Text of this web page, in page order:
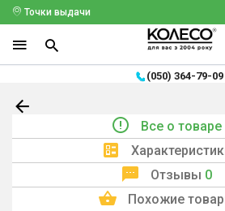
Точки выдачи
(050) 364-79-09
Все о товаре
Отзывы 0
Похожие